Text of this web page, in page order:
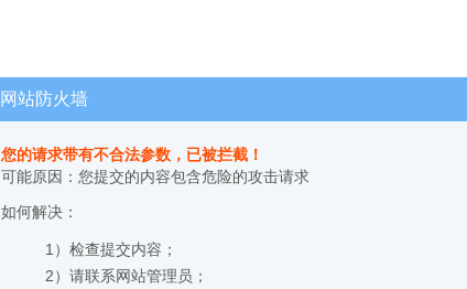
网站防火墙
您的请求带有不合法参数，已被拦截！
可能原因：您提交的内容包含危险的攻击请求
如何解决：
1）检查提交内容；
2）请联系网站管理员；